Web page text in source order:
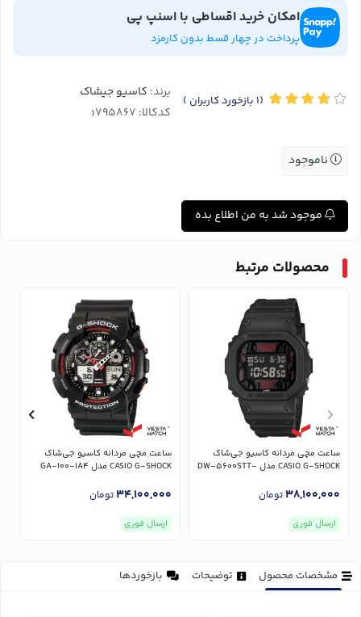
امکان خرید اقساطی با اسنپ پی
پرداخت در چهار قسط بدون کارمزد
(1 بازخورد کاربران ) برند: کاسیو جیشاک
کدکالا:
ناموجود
موجود شد به من اطلاع بده
محصولات مرتبط
ساعت مچی مردانه کاسیو جی‌شاک
CASIO G-SHOCK مدل DW-5600STT-
38,100,000تومان
ارسال فوری
ساعت مچی مردانه کاسیو جی‌شاک
CASIO G-SHOCK مدل GA-100-1A4
34,100,000تومان
ارسال فوری
مشخصات محصول توضیحات بازخوردها